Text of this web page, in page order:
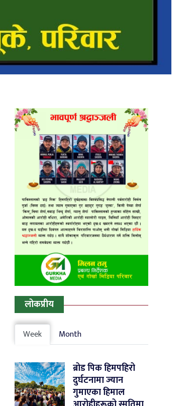
लोकप्रीय
Week Month
ब्रोड पिक हिमपहिरो
दुर्घटनामा ज्यान
गुमाएका हिमाल